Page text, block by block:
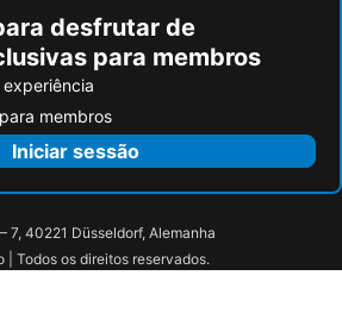
desfrutar de
para membros
experiência
membros
Iniciar sessão
7, 40221 Düsseldorf, Alemanha
Todos os direitos reservados.